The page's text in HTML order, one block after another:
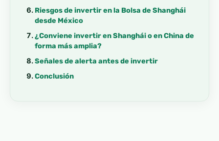
Riesgos de invertir en la Bolsa de Shanghái
desde México
¿Conviene invertir en Shanghái o en China de
forma más amplia?
Señales de alerta antes de invertir
Conclusión